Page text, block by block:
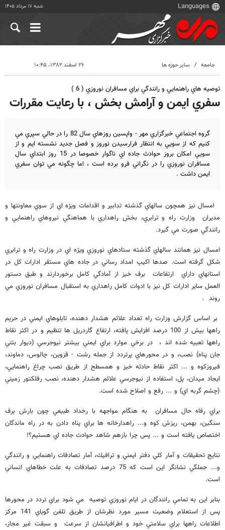
شنبه ۱۷ مرداد ۱۴۰۵
جامعه سایر حوزه ها ۲۶ اسفند ۱۳۸۲، ۱۰:۴۵
توصيه هاي راهنمايي و رانندگي براي مسافران نوروزي ( 6 )
سفري ايمن و آرامش بخش ، با رعايت مقررات
گروه اجتماعي خبرگزاري مهر - واپسين روزهاي سال 82 را در حالي سپري مي
كنيم كه از سويي به انتظار فرارسيدن نوروز و فصل جديد نشسته ايم و از
سويي امكان بروز حوادث جاده اي ناگوار خصوصا در 15 روز ابتداي سال
مسافران نوروزي را در نگراني فرو برده است ، اما چگونه مي توان سفري
ايمن داشت .
امسال نيز همچون سالهاي گذشته تدابير و اقدامات ويژه اي از سوي معاونتها و
مديران وزارت راه و ترابري، بخش راهداري با هماهنگي نيروهاي راهنمايي و
رانندگي صورت مي گيرد.
امسال نيز همانند سالهاي گذشته ستادهاي نوروزي ويژه اي در وزارت راه و ترابري
شكل گرفته است. صدها اكيپ امداد رساني در جاده هاي مستقر ادارات كل در
استانهاي داراي ارتفاعات برف خيز از آمادگي كامل برخوردارند و طبق دستور
العمل ساير ادارات كل نيز با ادوات كامل راهداري به استقبال مسافران نوروزي مي
روند .
بر اساس گزارش وزارت راه تعداد علائم هشدار دهنده، تابلوهاي ايمني در حريم
راهها بيش از 100 درصد افزايش يافته، ارتفاع گاردريل ها تنظيم و در اكثر نقاط
راهها تعبيه شده اند ، در برخي موارد براي ايمني بيشتر نيوجرسي (ديوار بتني
جان پناه) نصب، و در محورهاي پرتردد از جمله رشت - قزوين، چالوس، دماوند،
فيروزكوه و ... اكثر نقاط حادثه خيز و همسطح از طريق نصب چراغ راهنمايي،
ايجاد ميدان، پل، استفاده از نيوجرسي علائم هشدار دهنده، نصب رفلكتور زميني
(چشم گربه اي) و ... رفع و اصلاح شده است.
براي رفاه حال مسافران به هنگام مواجهه با رخداد طبيعي چون بارش برف
سنگين، بهمن، ريزش كوه و... راهدارخانه ها براي پناه دادن به در راه ماندگان
اختصاص يافته است و ... پس چرا بازهم شاهد حوادث جاده اي هستيم؟!
نتايج تحقيقات و آمار كلي دفتر ايمني و ترافيك، آمار تصادفات راهنمايي و رانندگي
و... جملگي نشانگر اين است كه 75 درصد تصادفات به علت خطاهاي انساني
است.
بنابر اين به تمامي رانندگان در ايام نوروزي توصيه مي شود براي تردد در محورها
پس از استعلام وضعيت مسير مورد نظرشان از طريق تلفن گوياي 141 مركز
اطلاعات راهها براي سلامتي خود و اطرافيانشان از سرعت و سبقت غير مجاز،